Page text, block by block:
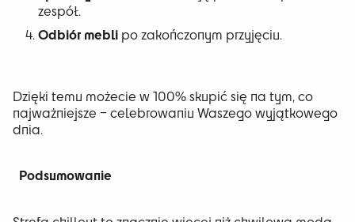
zespół.
Odbiór mebli po zakończonym przyjęciu.
Dzięki temu możecie w 100% skupić się na tym, co
najważniejsze – celebrowaniu Waszego wyjątkowego
dnia.
Podsumowanie